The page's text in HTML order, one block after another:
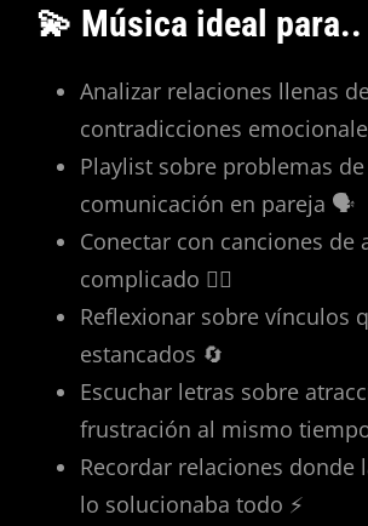
💫 Música ideal para..
Analizar relaciones llenas
contradicciones
Playlist sobre problemas de
comunicación en pareja 🗣️
Conectar con canciones de
complicado ❤️‍🔥
Reflexionar sobre vínculos
estancados 🔄
Escuchar letras sobre
frustración al mismo
Recordar relaciones donde
lo solucionaba todo ⚡